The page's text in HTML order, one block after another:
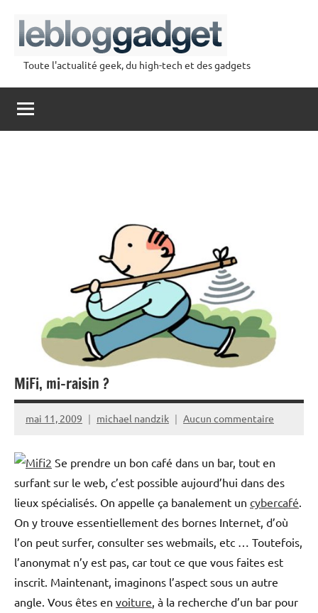
contenu
lebloggadget
Toute l'actualité geek, du high-tech et des gadgets
MiFi, mi-raisin ?
mai 11, 2009 michael nandzik Aucun commentaire
Se prendre un bon café dans un bar, tout en
surfant sur le web, c’est possible aujourd’hui dans des
lieux spécialisés. On appelle ça banalement un cybercafé
On y trouve essentiellement des bornes Internet, d’où
l’on peut surfer, consulter ses webmails, etc … Toutefois,
l’anonymat n’y est pas, car tout ce que vous faites est
inscrit. Maintenant, imaginons l’aspect sous un autre
angle. Vous êtes en voiture , à la recherche d’un bar pour